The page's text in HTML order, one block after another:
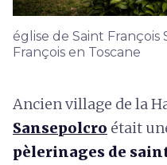
église de Saint
François en Toscane
Ancien village de la
Sansepolcro était
pèlerinages de